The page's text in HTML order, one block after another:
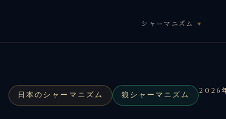
シャーマニズム
日本のシャーマニズム 狼シャーマニズム 2026